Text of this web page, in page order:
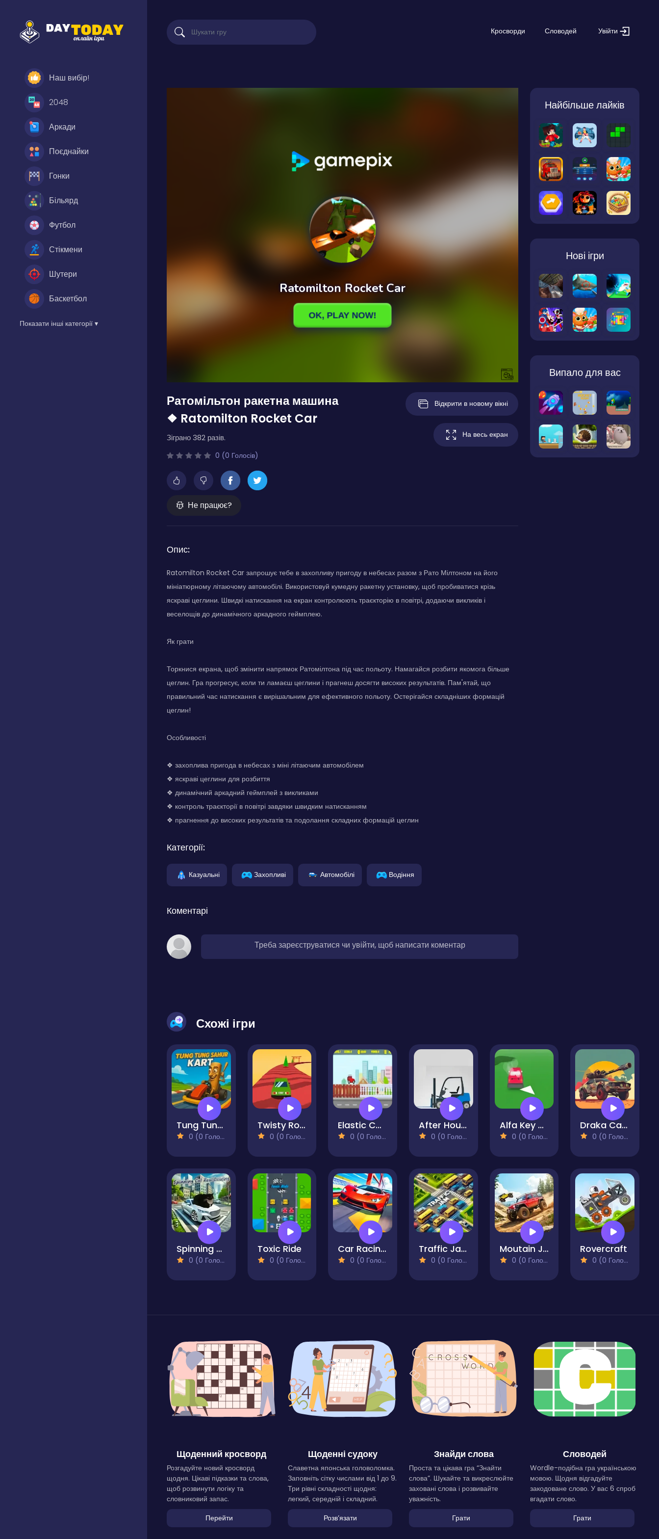
Наш вибір!
2048
Аркади
Поєднайки
Гонки
Більярд
Футбол
Стікмени
Шутери
Баскетбол
Показати інші категорії ▾
Кросворди Словодей Увійти
Ратомільтон ракетна машина
❖ Ratomilton Rocket Car
Зіграно 382 разів.
0 (0 Голосів)
Не працює?
Відкрити в новому вікні
На весь екран
Опис:
Ratomilton Rocket Car запрошує тебе в захопливу пригоду в небесах разом з Рато Мілтоном на його
мініатюрному літаючому автомобілі. Використовуй кумедну ракетну установку, щоб пробиватися крізь
яскраві цеглини. Швидкі натискання на екран контролюють траєкторію в повітрі, додаючи викликів і
веселощів до динамічного аркадного геймплею.
Як грати
Торкнися екрана, щоб змінити напрямок Ратомілтона під час польоту. Намагайся розбити якомога більше
цеглин. Гра прогресує, коли ти ламаєш цеглини і прагнеш досягти високих результатів. Пам'ятай, що
правильний час натискання є вирішальним для ефективного польоту. Остерігайся складніших формацій
цеглин!
Особливості
❖ захоплива пригода в небесах з міні літаючим автомобілем
❖ яскраві цеглини для розбиття
❖ динамічний аркадний геймплей з викликами
❖ контроль траєкторії в повітрі завдяки швидким натисканням
❖ прагнення до високих результатів та подолання складних формацій цеглин
Категорії:
Казуальні Захопливі Автомобілі Водіння
Коментарі
Треба зареєструватися чи увійти, щоб написати коментар
Найбільше лайків
Нові ігри
Випало для вас
Схожі ігри
Tung Tung Sahur Kart
0 (0 Голосів)
Twisty Roads
0 (0 Голосів)
Elastic Car 2
0 (0 Голосів)
After Hours
0 (0 Голосів)
Alfa Key Hunt
0 (0 Голосів)
Draka Car Run
0 (0 Голосів)
Spinning Cat Real Driving
0 (0 Голосів)
Toxic Ride
0 (0 Голосів)
Car Racing - Sky Race
0 (0 Голосів)
Traffic Jaam
0 (0 Голосів)
Moutain Jeep Drive
0 (0 Голосів)
Rovercraft
0 (0 Голосів)
Щоденний кросворд
Розгадуйте новий кросворд
щодня. Цікаві підказки та слова,
щоб розвинути логіку та
словниковий запас.
Перейти
Щоденні судоку
Славетна японська головоломка.
Заповніть сітку числами від 1 до 9.
Три рівні складності щодня:
легкий, середній і складний.
Розвʼязати
Знайди слова
Проста та цікава гра “Знайти
слова”. Шукайте та викреслюйте
заховані слова і розвивайте
уважність.
Грати
Словодей
Wordle-подібна гра українською
мовою. Щодня відгадуйте
закодоване слово. У вас 6 спроб
вгадати слово.
Грати